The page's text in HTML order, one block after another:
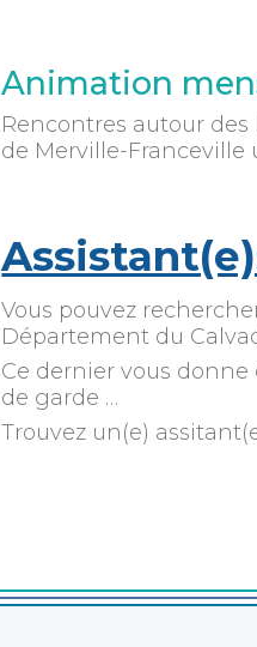
Animation
Rencontres autour
de Merville-
Vous pouvez
Département du
Ce dernier vous donne
de garde …
Trouvez un(e)